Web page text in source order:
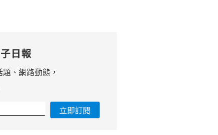
日報
、網路動態，
立即訂閱